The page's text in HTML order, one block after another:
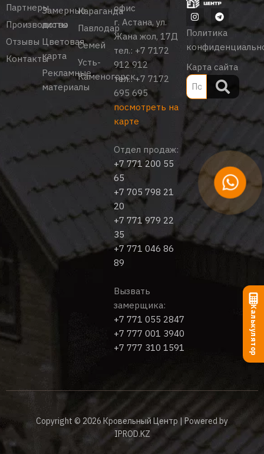
Партнеры
Производство
Отзывы
Контакты
Замерные
листы
Цветовая
карта
Рекламные
материалы
Караганда
Павлодар
Семей
Усть-
Каменогорск
офис
г. Астана, ул.
Жана жол, 17Д
тел.: +7 7172
912 912
тел.:+7 7172
695 695
посмотреть на
карте
Отдел продаж:
+7 771 200 55
65
+7 705 798 21
20
+7 771 979 22
35
+7 771 046 86
89
Вызвать
замерщика:
+7 771 055 2847
+7 777 001 3940
+7 777 310 1591
Политика
Карта сайта
Copyright © 2026 Кровельный Центр | Powered by
IPROD.KZ
Калькулятор